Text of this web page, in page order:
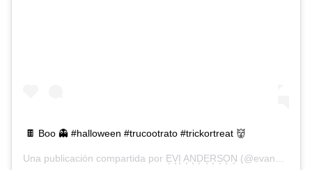
🍫 Boo 👻 #halloween #trucootrato #trickortreat 👹
Una publicación compartida por E͙V͙I͙ A͙N͙D͙E͙R͙S͙O͙N͙ (@evangelinaanderson) el